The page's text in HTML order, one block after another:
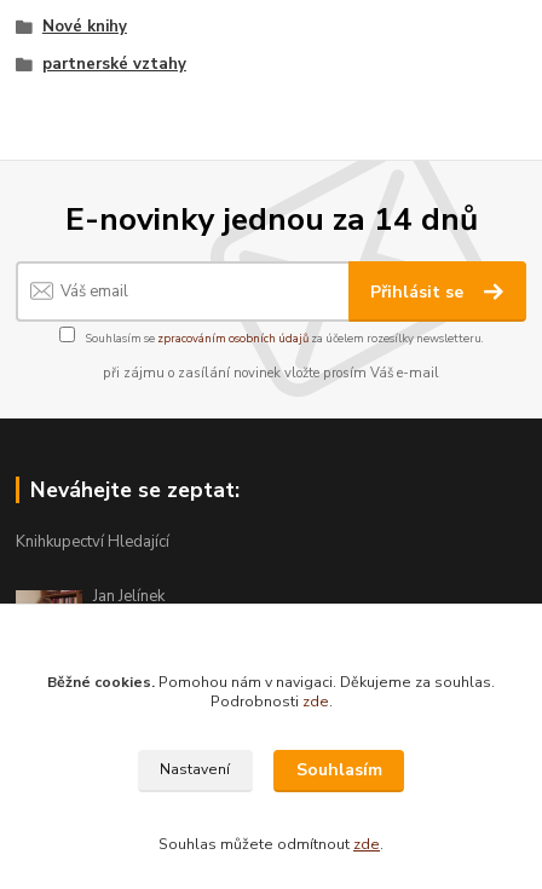
Nové knihy
partnerské vztahy
E-novinky jednou za 14 dnů
Přihlásit se
Souhlasím se zpracováním osobních údajůza účelem rozesílky newsletteru.
při zájmu o zasílání novinek vložte prosím Váš e-mail
Neváhejte se zeptat:
Knihkupectví Hledající
Jan Jelínek
info@hledajici.cz
Běžné cookies. Pomohou nám v navigaci. Děkujeme za souhlas.
Podrobnosti zde.
Nastavení Souhlasím
Souhlas můžete odmítnout zde.